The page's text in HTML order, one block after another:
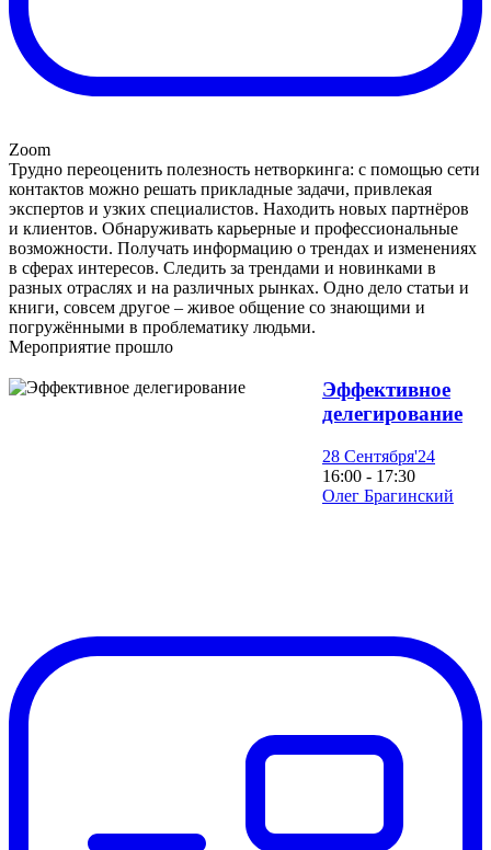
Zoom
Трудно переоценить полезность нетворкинга: с помощью сети
контактов можно решать прикладные задачи, привлекая
экспертов и узких специалистов. Находить новых партнёров
и клиентов. Обнаруживать карьерные и профессиональные
возможности. Получать информацию о трендах и изменениях
в сферах интересов. Следить за трендами и новинками в
разных отраслях и на различных рынках. Одно дело статьи и
книги, совсем другое – живое общение со знающими и
погружёнными в проблематику людьми.
Мероприятие прошло
Эффективное
делегирование
28 Сентября'24
16:00 - 17:30
Олег Брагинский